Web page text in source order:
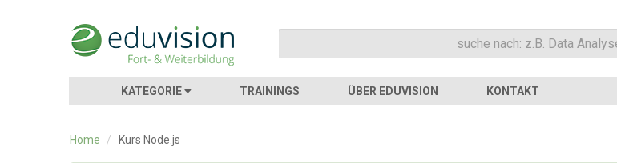
KATEGORIE TRAININGS ÜBER EDUVISION KONTAKT
Home / Kurs Node.js